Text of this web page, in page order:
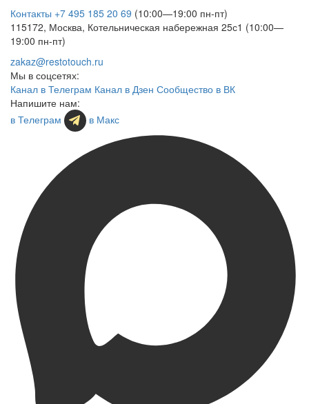
Контакты +7 495 185 20 69 (10:00—19:00 пн-пт)
115172, Москва, Котельническая набережная 25с1 (10:00—
19:00 пн-пт)
zakaz@restotouch.ru
Мы в соцсетях:
Канал в Телеграм Канал в Дзен Сообщество в ВК
Напишите нам:
в Телеграм
в Макс